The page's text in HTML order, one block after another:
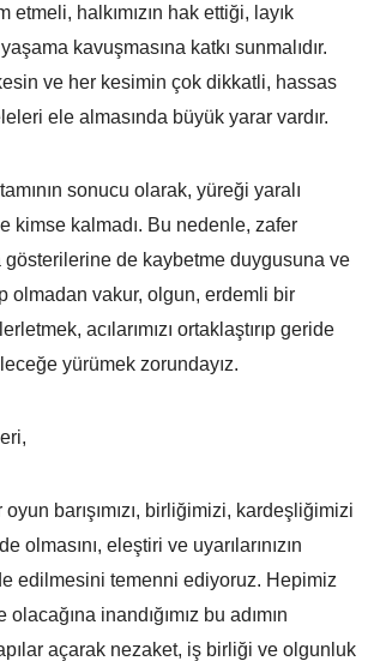
etmeli, halkımızın hak ettiği, layık
kavuşmasına katkı sunmalıdır.
ve her kesimin çok dikkatli, hassas
ele almasında büyük yarar vardır.
sonucu olarak, yüreği yaralı
kimse kalmadı. Bu nedenle, zafer
de kaybetme duygusuna ve
olmadan vakur, olgun, erdemli bir
acılarımızı ortaklaştırıp geride
yürümek zorundayız.
oyun barışımızı, birliğimizi, kardeşliğimizi
olmasını, eleştiri ve uyarılarınızın
edilmesini temenni ediyoruz. Hepimiz
inandığımız bu adımın
açarak nezaket, iş birliği ve olgunluk